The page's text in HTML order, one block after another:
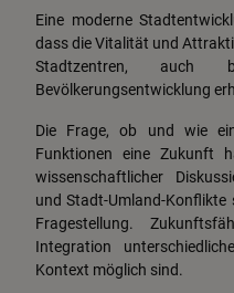
Leben &
Rathaus &
Tourismus
Eine moderne
dass die Vitalität und
Stadtzentren, auch
Bevölkerungsentwicklung
Die Frage, ob und wie
Funktionen eine Zukunft
wissenschaftlicher
und Stadt-Umland-Konflikte
Fragestellung.
Integration
Kontext möglich sind.